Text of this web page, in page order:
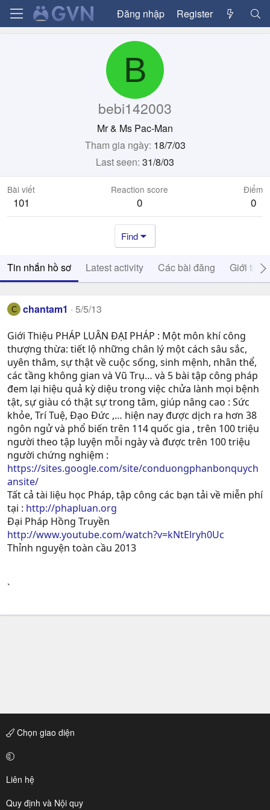
Đăng nhập Register
B
bebi142003
Mr & Ms Pac-Man
Tham gia ngày 18/7/03
Last seen 31/8/03
Bài viết
101
Reaction score
0
Điểm
0
Find
Tin nhắn hồ sơ Latest activity Các bài đăng Giới thiệu
C chantam1 5/5/13
Giới Thiệu PHÁP LUÂN ĐẠI PHÁP : Một môn khí công
thượng thừa: tiết lộ những chân lý một cách sâu sắc,
uyên thâm, sự thật về cuộc sống, sinh mệnh, nhân thể,
các tầng không gian và Vũ Trụ… và 5 bài tập công pháp
đem lại hiệu quả kỳ diệu trong việc chửa lành mọi bệnh
tật, sự giàu có thật sự trong tâm, giúp nâng cao : Sức
khỏe, Trí Tuệ, Ðạo Ðức ,… hiện nay được dịch ra hơn 38
ngôn ngử và phổ biến trên 114 quốc gia , trên 100 triệu
người theo tập luyện mỗi ngày và được trên 100 triệu
người chứng nghiệm :
https://sites.google.com/site/conduongphanbonquych
ansite/
Tất cả tài liệu học Pháp, tập công các bạn tải về miễn phí
tại : http://phapluan.org
Đại Pháp Hồng Truyền
http://www.youtube.com/watch?v=kNtElryh0Uc
Thỉnh nguyện toàn cầu 2013
`
Chọn giao diện
Liên hệ
Quy định và Nội quy